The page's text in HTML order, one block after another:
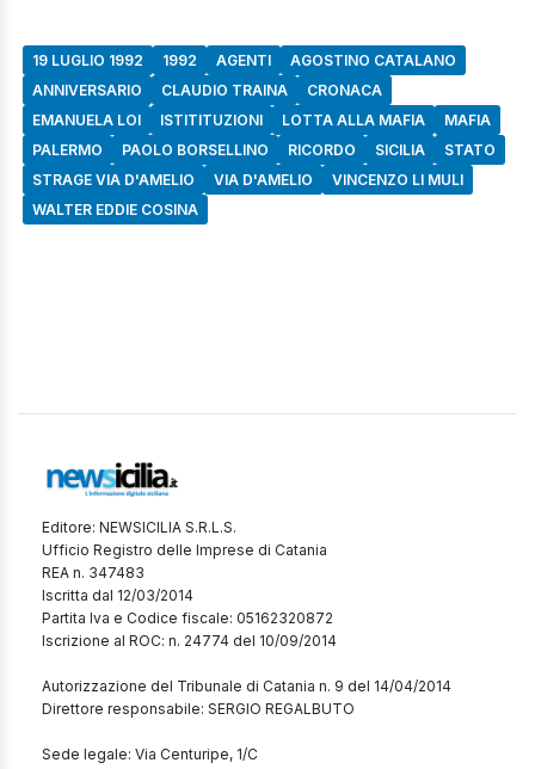
19 LUGLIO 1992 1992 AGENTI
AGOSTINO CATALANO
ANNIVERSARIO
CLAUDIO TRAINA
CRONACA
EMANUELA LOI
ISTITITUZIONI LOTTA ALLA MAFIA
MAFIA
PALERMO
PAOLO BORSELLINO RICORDO SICILIA
STATO
STRAGE VIA D'AMELIO
VIA D'AMELIO
VINCENZO LI MULI
WALTER EDDIE COSINA
Editore: NEWSICILIA S.R.L.S.
Ufficio Registro delle Imprese di Catania
REA n. 347483
Iscritta dal 12/03/2014
Partita Iva e Codice fiscale: 05162320872
Iscrizione al ROC: n. 24774 del 10/09/2014
Autorizzazione del Tribunale di Catania n. 9 del 14/04/2014
Direttore responsabile: SERGIO REGALBUTO
Sede legale: Via Centuripe, 1/C